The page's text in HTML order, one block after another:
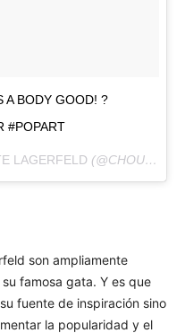
A BODY GOOD! ?
#POPART
LAGERFELD (@CHOUPETTESDIARY) ON
son ampliamente
famosa gata. Y es que
fuente de inspiración sino
la popularidad y el